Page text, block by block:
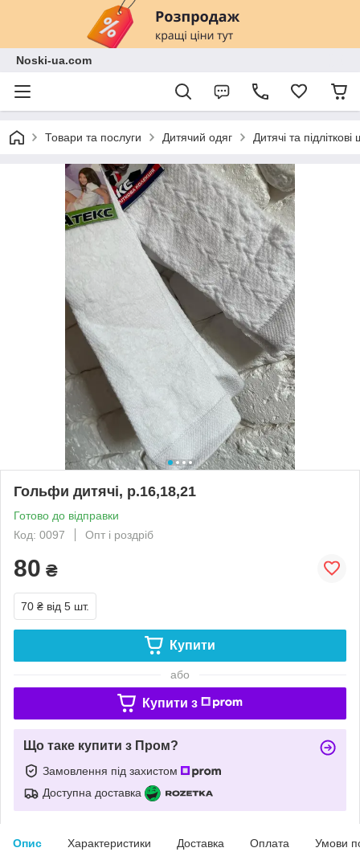
Noski-ua.com
Товари та послуги Дитячий одяг Дитячі та
Гольфи дитячі, р.16,18,21
Готово до відправки
Код: 0097
Опт і роздріб
80 ₴
70 ₴ від 5 шт.
Купити
або
Купити з
Що таке купити з Пром?
Замовлення під захистом
Доступна доставка
Опис Характеристики Доставка Оплата Умови